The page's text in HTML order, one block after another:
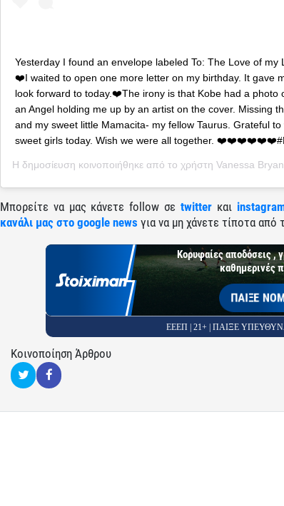
Yesterday I found an envelope labeled To: The Love of my
❤️I waited to open one more letter on my birthday. It gave
look forward to today.❤️The irony is that Kobe had a photo
an Angel holding me up by an artist on the cover. Missing
and my sweet little Mamacita- my fellow Taurus. Grateful
sweet girls today. Wish we were all together.
Η δημοσίευση κοινοποιήθηκε από το χρήστη Vanessa
Μπορείτε να μας κάνετε follow σε twitter και
κανάλι μας στο google news για να μη χάνετε τίποτα από
Κορυφαίες αποδόσεις ,
καθημερινές
ΠΑΙΞΕ
ΕΕΕΠ | 21+ | ΠΑΙΞΕ
Κοινοποίηση Άρθρου